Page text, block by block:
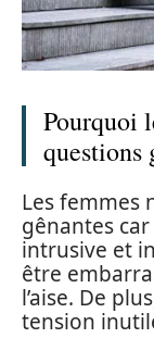
Pourquoi
questions
Les femmes
gênantes
intrusive et
être
l’aise. De
tension